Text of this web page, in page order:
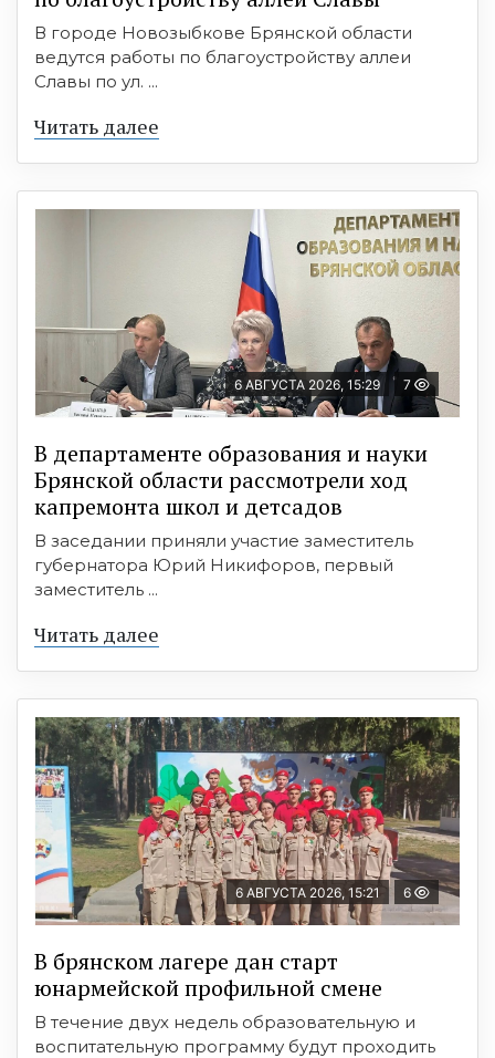
В городе Новозыбкове Брянской области
ведутся работы по благоустройству аллеи
Славы по ул. ...
Читать далее
6 АВГУСТА 2026, 15:29 7
В департаменте образования и науки
Брянской области рассмотрели ход
капремонта школ и детсадов
В заседании приняли участие заместитель
губернатора Юрий Никифоров, первый
заместитель ...
Читать далее
6 АВГУСТА 2026, 15:21 6
В брянском лагере дан старт
юнармейской профильной смене
В течение двух недель образовательную и
воспитательную программу будут проходить